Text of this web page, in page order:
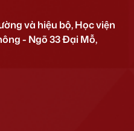
và hiệu bộ, Học viện
- Ngõ 33 Đại Mỗ,